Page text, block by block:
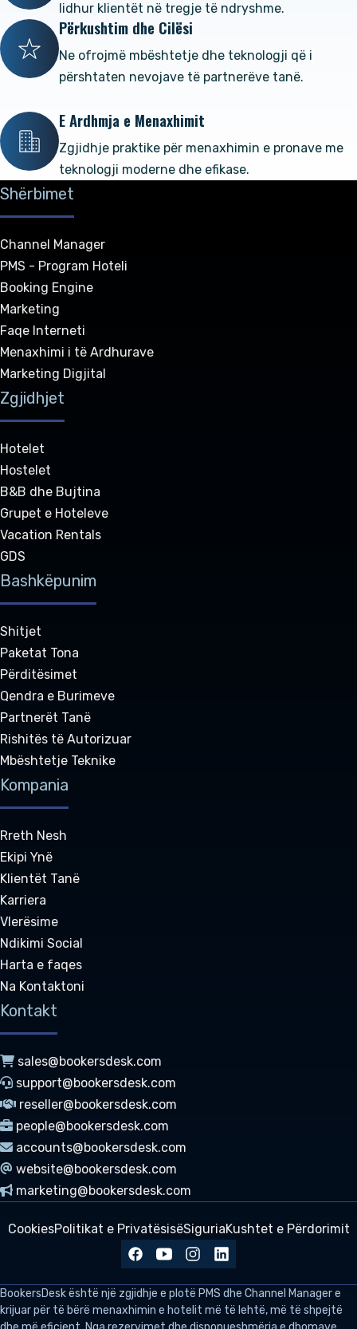
lidhur klientët në tregje të ndryshme.
Përkushtim dhe Cilësi
Ne ofrojmë mbështetje dhe teknologji që i
përshtaten nevojave të partnerëve tanë.
E Ardhmja e Menaxhimit
Zgjidhje praktike për menaxhimin e pronave me
teknologji moderne dhe efikase.
Shërbimet
Channel Manager
PMS - Program Hoteli
Booking Engine
Marketing
Faqe Interneti
Menaxhimi i të Ardhurave
Marketing Digjital
Zgjidhjet
Hotelet
Hostelet
B&B dhe Bujtina
Grupet e Hoteleve
Vacation Rentals
GDS
Bashkëpunim
Shitjet
Paketat Tona
Përditësimet
Qendra e Burimeve
Partnerët Tanë
Rishitës të Autorizuar
Mbështetje Teknike
Kompania
Rreth Nesh
Ekipi Ynë
Klientët Tanë
Karriera
Vlerësime
Ndikimi Social
Harta e faqes
Na Kontaktoni
Kontakt
sales@bookersdesk.com
support@bookersdesk.com
reseller@bookersdesk.com
people@bookersdesk.com
accounts@bookersdesk.com
website@bookersdesk.com
marketing@bookersdesk.com
CookiesPolitikat e PrivatësisëSiguriaKushtet e Përdorimit
BookersDeskështë një zgjidhje e plotë PMS dhe Channel Manager e
krijuar për të bërë menaxhimin e hotelit më të lehtë, më të shpejtë